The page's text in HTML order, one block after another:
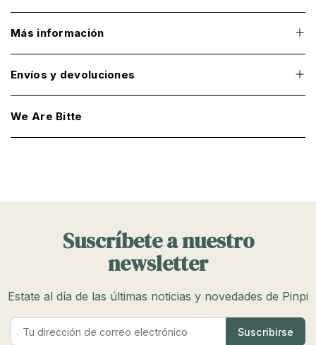
Más información
Envíos y devoluciones
We Are Bitte
Suscríbete a nuestro
newsletter
Estate al día de las últimas noticias y novedades de Pinpi